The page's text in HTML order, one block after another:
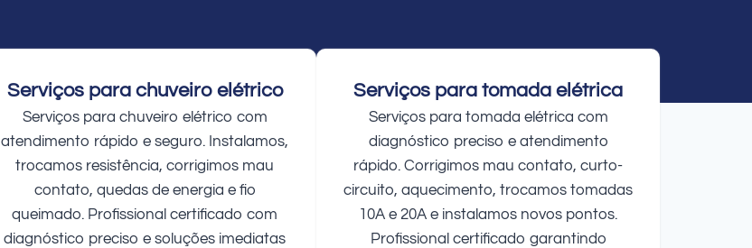
Serviços para chuveiro elétrico
Serviços para chuveiro elétrico com
atendimento rápido e seguro. Instalamos,
trocamos resistência, corrigimos mau
contato, quedas de energia e fio
queimado. Profissional certificado com
diagnóstico preciso e soluções imediatas
Serviços para tomada elétrica
Serviços para tomada elétrica com
diagnóstico preciso e atendimento
rápido. Corrigimos mau contato, curto-
circuito, aquecimento, trocamos tomadas
10A e 20A e instalamos novos pontos.
Profissional certificado garantindo